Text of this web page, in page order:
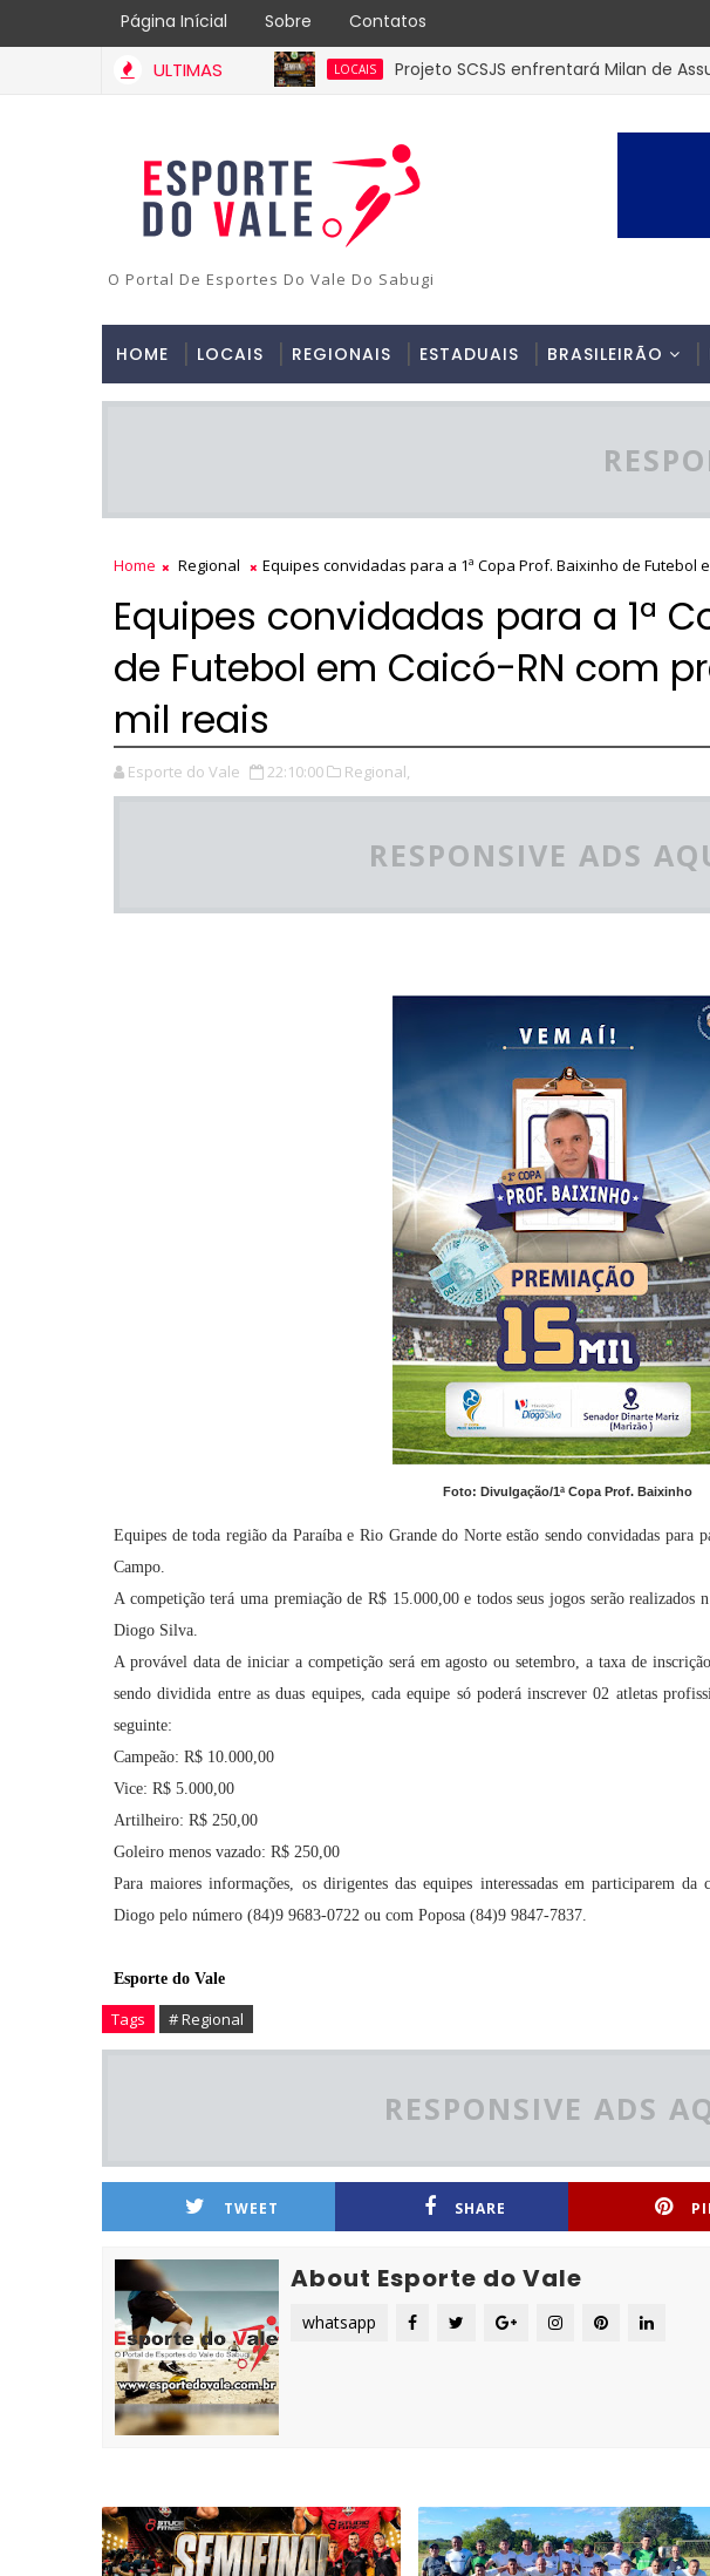
Página Inícial Sobre Contatos
ULTIMAS LOCAIS Projeto SCSJS enfrentará Milan de
ESTADUAL
REGIONAL 3ª Copa AABB Fut7 Master 40
ESTADUAL
O Portal De Esportes Do Vale Do Sabugi
HOME LOCAIS REGIONAIS ESTADUAIS BRASILEIRÃO
Home Regional Equipes convidadas para a 1ª Copa Prof. Baixinho de Futebol
Equipes convidadas para a 1ª
de Futebol em Caicó-RN com
mil reais
Esporte do Vale 22:10:00 Regional,
RESPONSIVE ADS
Foto: Divulgação/1ª Copa Prof. Baixinho
Equipes de toda região da Paraíba e Rio Grande do Norte estão sendo convidadas para
Campo.
A competição terá uma premiação de R$ 15.000,00 e todos seus jogos serão realizados
Diogo Silva.
A provável data de iniciar a competição será em agosto ou setembro, a taxa de
sendo dividida entre as duas equipes, cada equipe só poderá inscrever 02 atletas
seguinte:
Campeão: R$ 10.000,00
Vice: R$ 5.000,00
Artilheiro: R$ 250,00
Goleiro menos vazado: R$ 250,00
Para maiores informações, os dirigentes das equipes interessadas em participarem
Diogo pelo número (84)9 9683-0722 ou com Poposa (84)9 9847-7837.
Esporte do Vale
Tags # Regional
RESPONSIVE ADS
TWEET SHARE
About Esporte do Vale
whatsapp